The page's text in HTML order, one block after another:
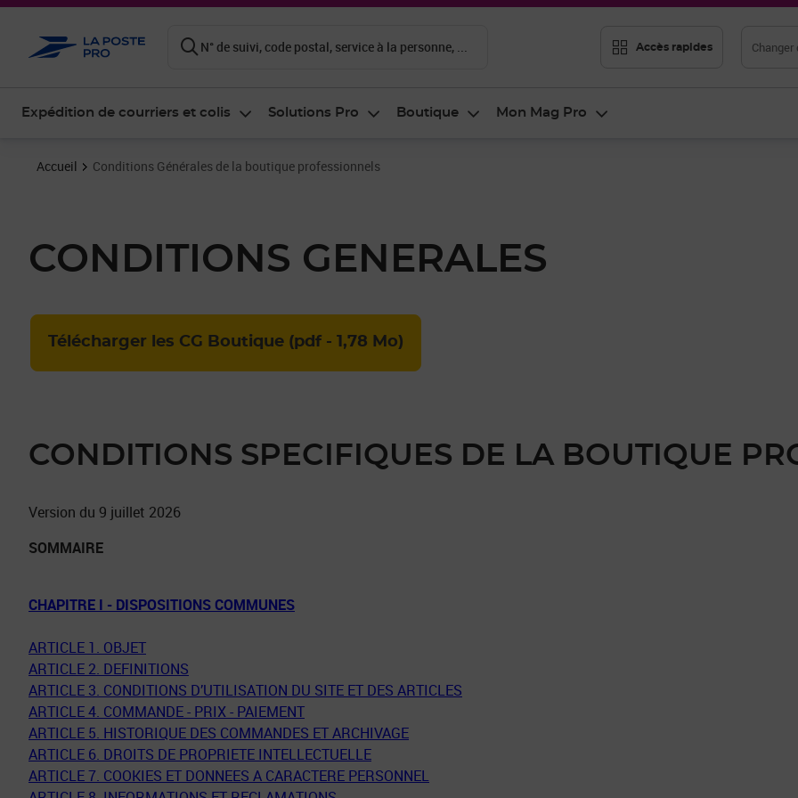
N° de suivi, code postal, service à la personne, ... Accès rapides Changer
Expédition de courriers et colis Solutions Pro Boutique Mon Mag Pro
Accueil Conditions Générales de la boutique professionnels
CONDITIONS GENERALES
Télécharger les CG Boutique (pdf - 1,78 Mo)
CONDITIONS SPECIFIQUES DE LA BOUTIQUE
Version du 9 juillet 2026
SOMMAIRE
CHAPITRE I - DISPOSITIONS COMMUNES
ARTICLE 1. OBJET
ARTICLE 2. DEFINITIONS
ARTICLE 3. CONDITIONS D’UTILISATION DU SITE ET DES ARTICLES
ARTICLE 4. COMMANDE - PRIX - PAIEMENT
ARTICLE 5. HISTORIQUE DES COMMANDES ET ARCHIVAGE
ARTICLE 6. DROITS DE PROPRIETE INTELLECTUELLE
ARTICLE 7. COOKIES ET DONNEES A CARACTERE PERSONNEL